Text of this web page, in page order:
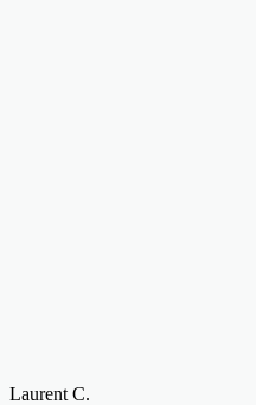
Laurent C.